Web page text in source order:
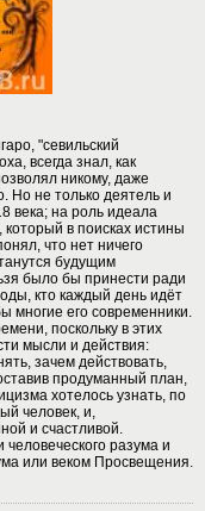
"севильский
всегда знал, как
никому, даже
Но не только деятель и
века; на роль идеала
в поисках истины
что нет ничего
будущим
было бы принести ради
кто каждый день идёт
многие его современники.
поскольку в этих
мысли и действия:
зачем действовать,
продуманный план,
хотелось узнать, по
человек, и,
и счастливой.
разума и
или веком Просвещения.